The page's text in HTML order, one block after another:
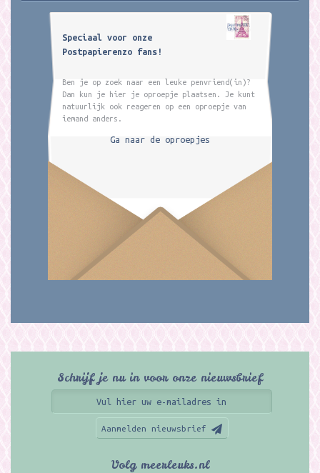
Speciaal voor onze
Postpapierenzo fans!
Ben je op zoek naar een leuke penvriend(in)?
Dan kun je hier je oproepje plaatsen. Je kunt
natuurlijk ook reageren op een oproepje van
iemand anders.
Ga naar de oproepjes
Schrijf je nu in voor onze nieuwsbrief
Aanmelden nieuwsbrief
Volg meerleuks.nl